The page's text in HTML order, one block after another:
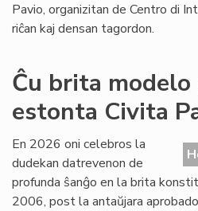
Pavio, organizitan de Centro di
riĉan kaj densan tagordon.
Ĉu brita modelo
estonta Civita
En 2026 oni celebros la
dudekan datrevenon de
profunda ŝanĝo en la brita
2006, post la antaŭjara